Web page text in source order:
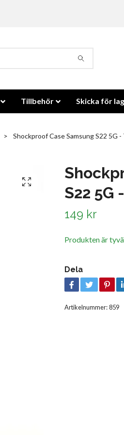
Tillbehör Skicka för
Shockproof Case Samsung S22 5G
S22 5G
149 kr
Produkten är
Dela
Artikelnummer:859